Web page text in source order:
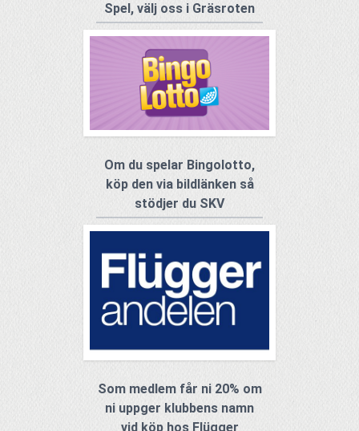
Spel, välj oss i Gräsroten
Om du spelar Bingolotto,
köp den via bildlänken så
stödjer du SKV
Som medlem får ni 20% om
ni uppger klubbens namn
vid köp hos Flügger